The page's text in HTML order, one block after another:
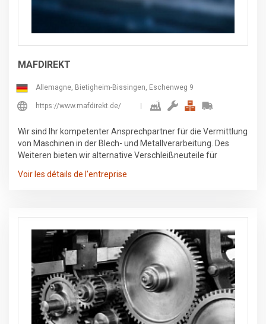
MAFDIREKT
Allemagne, Bietigheim-Bissingen, Eschenweg 9
https://www.mafdirekt.de/
Wir sind Ihr kompetenter Ansprechpartner für die Vermittlung
von Maschinen in der Blech- und Metallverarbeitung. Des
Weiteren bieten wir alternative Verschleißneuteile für
Laserschneidanlagen, Stanzmaschinen und
Aufbau und Inbetriebnahme an.
Voir les détails de l’entreprise